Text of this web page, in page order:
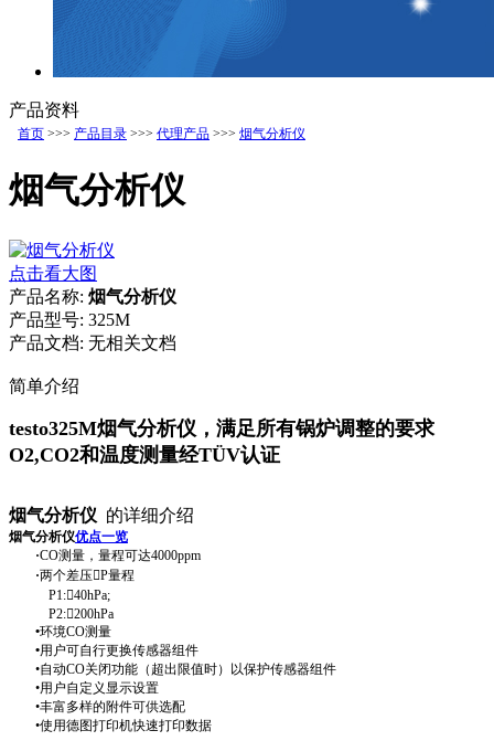
产品资料
首页 >>> 产品目录 >>> 代理产品 >>> 烟气分析仪
烟气分析仪
点击看大图
产品名称: 烟气分析仪
产品型号: 325M
产品文档: 无相关文档
简单介绍
testo325M烟气分析仪，满足所有锅炉调整的要求
O2,CO2和温度测量经TÜV认证
烟气分析仪 的详细介绍
烟气分析仪优点一览
·CO测量，量程可达4000ppm
·两个差压P量程
P1:40hPa;
P2:200hPa
•环境CO测量
•用户可自行更换传感器组件
•自动CO关闭功能（超出限值时）以保护传感器组件
•用户自定义显示设置
•丰富多样的附件可供选配
•使用德图打印机快速打印数据